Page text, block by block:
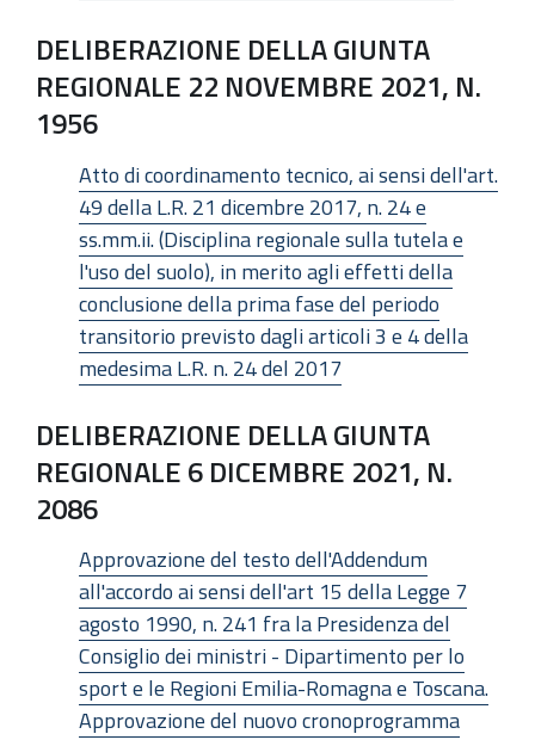
DELIBERAZIONE DELLA GIUNTA
REGIONALE 22 NOVEMBRE 2021, N.
1956
Atto di coordinamento tecnico, ai sensi dell'art.
49 della L.R. 21 dicembre 2017, n. 24 e
ss.mm.ii. (Disciplina regionale sulla tutela e
l'uso del suolo), in merito agli effetti della
conclusione della prima fase del periodo
transitorio previsto dagli articoli 3 e 4 della
medesima L.R. n. 24 del 2017
DELIBERAZIONE DELLA GIUNTA
REGIONALE 6 DICEMBRE 2021, N.
2086
Approvazione del testo dell'Addendum
all'accordo ai sensi dell'art 15 della Legge 7
agosto 1990, n. 241 fra la Presidenza del
Consiglio dei ministri - Dipartimento per lo
sport e le Regioni Emilia-Romagna e Toscana.
Approvazione del nuovo cronoprogramma